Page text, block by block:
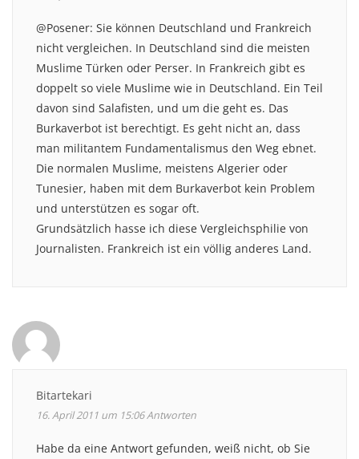
@Posener: Sie können Deutschland und Frankreich
nicht vergleichen. In Deutschland sind die meisten
Muslime Türken oder Perser. In Frankreich gibt es
doppelt so viele Muslime wie in Deutschland. Ein Teil
davon sind Salafisten, und um die geht es. Das
Burkaverbot ist berechtigt. Es geht nicht an, dass
man militantem Fundamentalismus den Weg ebnet.
Die normalen Muslime, meistens Algerier oder
Tunesier, haben mit dem Burkaverbot kein Problem
und unterstützen es sogar oft.
Grundsätzlich hasse ich diese Vergleichsphilie von
Journalisten. Frankreich ist ein völlig anderes Land.
Bitartekari
16. April 2011 um 15:06Antworten
Habe da eine Antwort gefunden, weiß nicht, ob Sie